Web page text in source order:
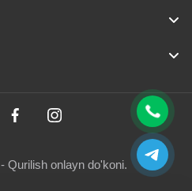
- Qurilish onlayn do'koni.